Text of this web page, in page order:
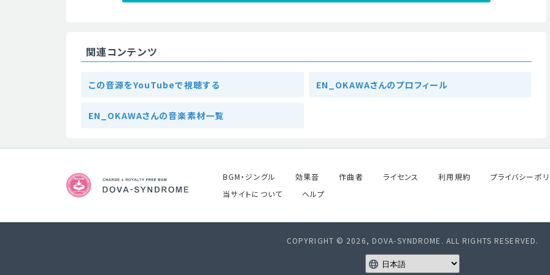
関連コンテンツ
この音源をYouTubeで視聴する EN_OKAWAさんのプロフィール
EN_OKAWAさんの音楽素材一覧
BGM・ジングル 効果音 作曲者 ライセンス 利用規約 プライバシーポ
当サイトについて
ヘルプ
COPYRIGHT © 2026, DOVA-SYNDROME. ALL RIGHTS RESERVED.